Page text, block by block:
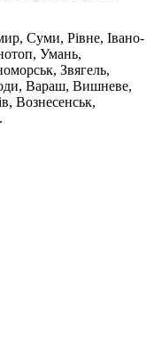
Суми, Рівне, Івано-
Умань,
Звягель,
Вараш, Вишневе,
Вознесенськ,